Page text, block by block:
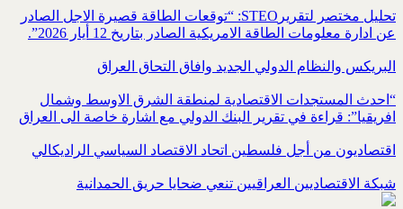
تحليل مختصر لتقريرSTEO‏: “توقعات الطاقة قصيرة الاجل الصادر
عن ادارة معلومات الطاقة الامريكية ‏الصادر بتاريخ 12 أيار 2026”.‏
البريكس والنظام الدولي الجديد وافاق التحاق العراق
“احدث المستجدات الاقتصادية لمنطقة الشرق الاوسط وشمال
افريقيا”: قراءة في تقرير البنك الدولي مع اشارة خاصة الى العراق
اقتصاديون من أجل فلسطين اتحاد الاقتصاد السياسي الراديكالي
شبكة الاقتصاديين العراقيين تنعي ضحايا حريق الحمدانية